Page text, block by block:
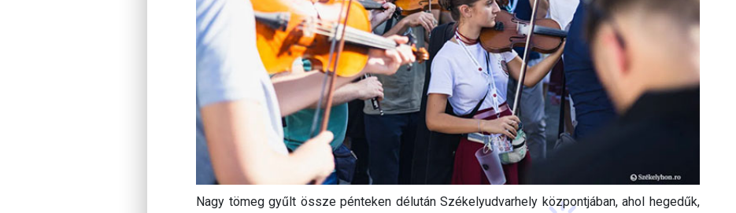
Nagy tömeg gyűlt össze pénteken délután Székelyudvarhely központjában, ahol hegedűk,